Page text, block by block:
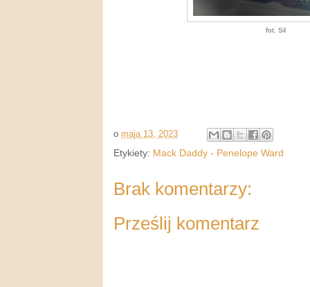
fot. Sil
o maja 13, 2023
Etykiety: Mack Daddy - Penelope Ward
Brak komentarzy:
Prześlij komentarz